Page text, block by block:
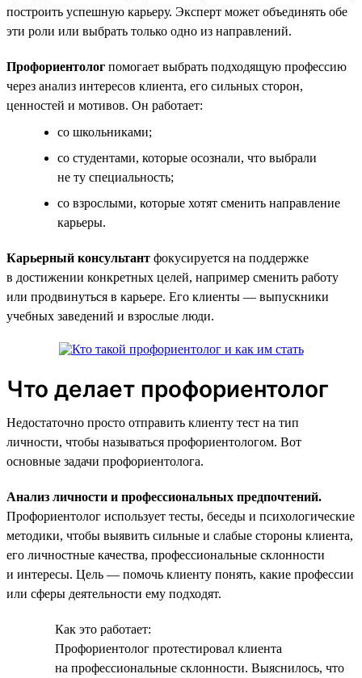
построить успешную карьеру. Эксперт может объединять обе
эти роли или выбрать только одно из направлений.
Профориентолог помогает выбрать подходящую профессию
через анализ интересов клиента, его сильных сторон,
ценностей и мотивов. Он работает:
со школьниками;
со студентами, которые осознали, что выбрали
не ту специальность;
со взрослыми, которые хотят сменить направление
карьеры.
Карьерный консультант фокусируется на поддержке
в достижении конкретных целей, например сменить работу
или продвинуться в карьере. Его клиенты — выпускники
учебных заведений и взрослые люди.
Что делает профориентолог
Недостаточно просто отправить клиенту тест на тип
личности, чтобы называться профориентологом. Вот
основные задачи профориентолога.
Анализ личности и профессиональных предпочтений.
Профориентолог использует тесты, беседы и психологические
методики, чтобы выявить сильные и слабые стороны клиента,
его личностные качества, профессиональные склонности
и интересы. Цель — помочь клиенту понять, какие профессии
или сферы деятельности ему подходят.
Как это работает:
Профориентолог протестировал клиента
на профессиональные склонности. Выяснилось, что